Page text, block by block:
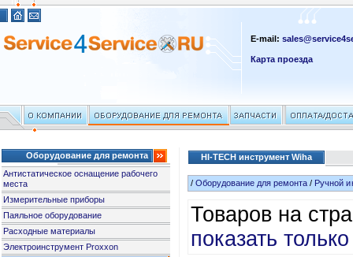
E-mail:
Карта проезда
Оборудование для ремонта
Антистатическое оснащение рабочего
места
Измерительные приборы
Паяльное оборудование
Расходные материалы
Электроинструмент Proxxon
HI-TECH инструмент Wiha
/Оборудование для ремонта / Ручной
Товаров на
показать